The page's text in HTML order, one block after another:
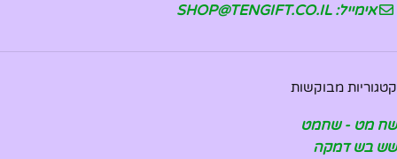
אימייל: SHOP@TENGIFT.CO.IL
קטגוריות מבוקשות
שח מט - שחמט
שש בש דמקה